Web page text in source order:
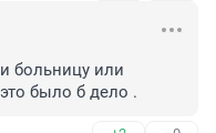
больницу или
было б дело .